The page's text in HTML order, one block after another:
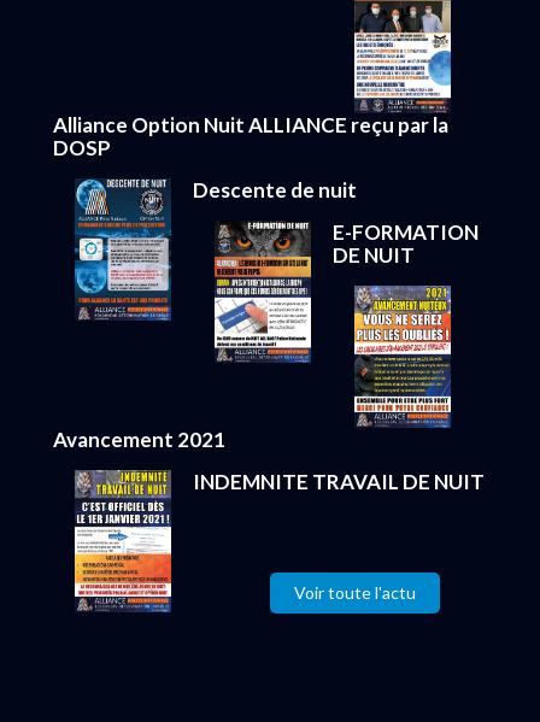
Alliance Option Nuit ALLIANCE reçu par la
DOSP
Descente de nuit
E-FORMATION
DE NUIT
Avancement 2021
INDEMNITE TRAVAIL DE NUIT
Voir toute l'actu